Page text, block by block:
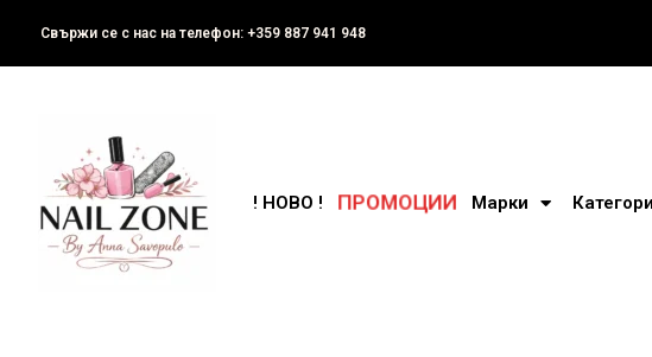
Свържи се с нас на телефон: +359 887 941 948
! НОВО ! ПРОМОЦИИ Марки